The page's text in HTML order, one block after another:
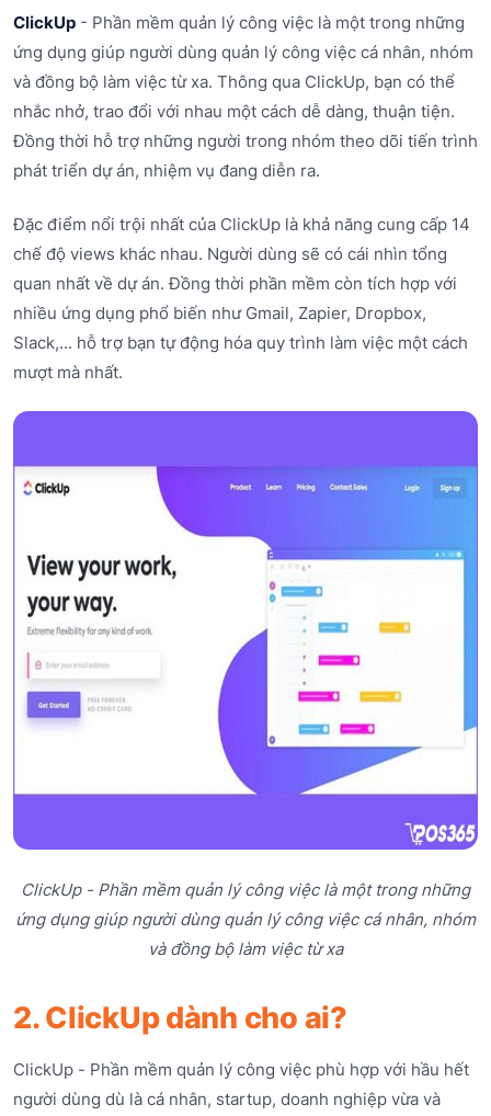
ClickUp - Phần mềm quản lý công việc là một trong những
ứng dụng giúp người dùng quản lý công việc cá nhân, nhóm
và đồng bộ làm việc từ xa. Thông qua ClickUp, bạn có thể
nhắc nhở, trao đổi với nhau một cách dễ dàng, thuận tiện.
Đồng thời hỗ trợ những người trong nhóm theo dõi tiến trình
phát triển dự án, nhiệm vụ đang diễn ra.
Đặc điểm nổi trội nhất của ClickUp là khả năng cung cấp 14
chế độ views khác nhau. Người dùng sẽ có cái nhìn tổng
quan nhất về dự án. Đồng thời phần mềm còn tích hợp với
nhiều ứng dụng phổ biến như Gmail, Zapier, Dropbox,
Slack,... hỗ trợ bạn tự động hóa quy trình làm việc một cách
mượt mà nhất.
ClickUp - Phần mềm quản lý công việc là một trong những
ứng dụng giúp người dùng quản lý công việc cá nhân, nhóm
và đồng bộ làm việc từ xa
2. ClickUp dành cho ai?
ClickUp - Phần mềm quản lý công việc phù hợp với hầu hết
người dùng dù là cá nhân, startup, doanh nghiệp vừa và